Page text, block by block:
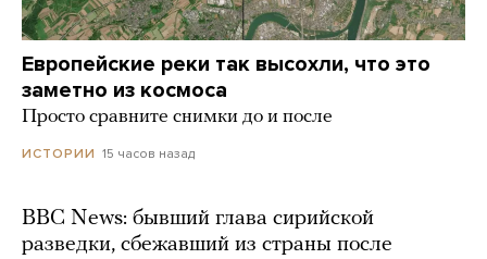
Европейские реки так высохли, что это
заметно из космоса
Просто сравните снимки до и после
ИСТОРИИ 15 часов назад
BBC News: бывший глава сирийской
разведки, сбежавший из страны после